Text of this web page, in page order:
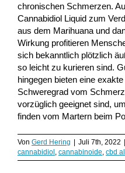
chronischen Schmerzen.
Cannabidiol Liquid zum
aus dem Marihuana und
Wirkung profitieren
sich bekanntlich plötzlich
so leicht zu kurieren sind.
hingegen bieten eine
Schweregrad vom
vorzüglich geeignet sind,
finden vom Martern beim
Von Gerd Hering Juli 7th, 2022
cannabidiol , cannabinoide, cbd